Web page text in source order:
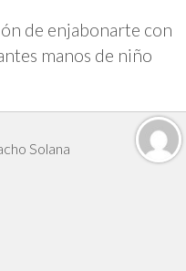
de enjabonarte con
manos de niño
Solana